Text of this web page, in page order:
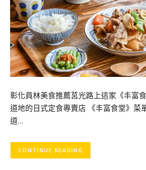
彰化員林美食推薦莒光路上這家《丰富
道地的日式定食專賣店 《丰富食堂》菜
道…
CONTINUE READING